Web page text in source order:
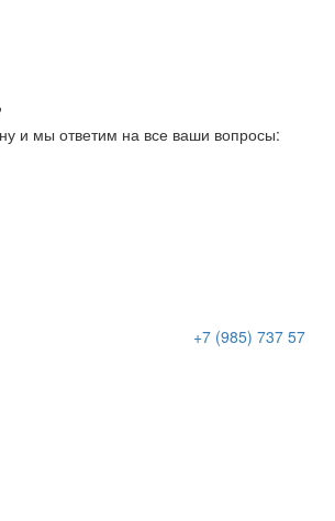
и мы ответим на все ваши вопросы:
+7 (985) 737 57